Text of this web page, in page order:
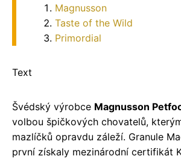
Magnusson
Taste of the Wild
Primordial
Text
Švédský výrobce Magnusson
volbou špičkových chovatelů,
mazlíčků opravdu záleží. Granule
první získaly mezinárodní certifikát